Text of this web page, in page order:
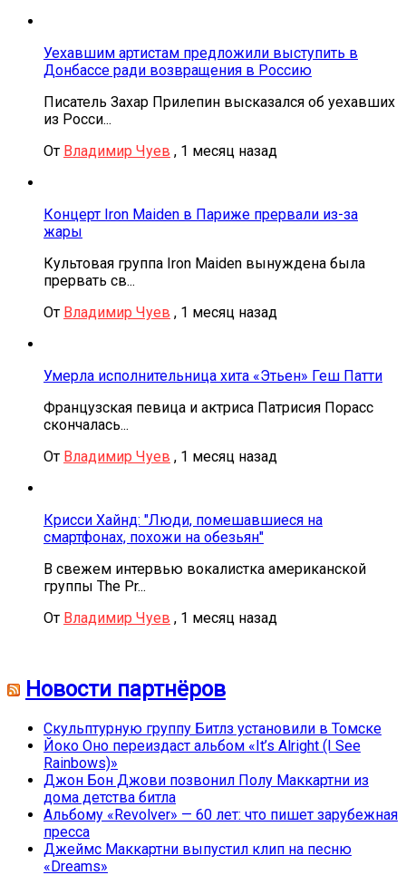
Уехавшим артистам предложили выступить в
Донбассе ради возвращения в Россию
Писатель Захар Прилепин высказался об уехавших
из Росси...
От Владимир Чуев , 1 месяц назад
Концерт Iron Maiden в Париже прервали из-за
жары
Культовая группа Iron Maiden вынуждена была
прервать св...
От Владимир Чуев , 1 месяц назад
Умерла исполнительница хита «Этьен» Геш Патти
Французская певица и актриса Патрисия Порасс
скончалась...
От Владимир Чуев , 1 месяц назад
Крисси Хайнд: "Люди, помешавшиеся на
смартфонах, похожи на обезьян"
В свежем интервью вокалистка американской
группы The Pr...
От Владимир Чуев , 1 месяц назад
Новости партнёров
Скульптурную группу Битлз установили в Томске
Йоко Оно переиздаст альбом «It’s Alright (I See
Rainbows)»
Джон Бон Джови позвонил Полу Маккартни из
дома детства битла
Альбому «Revolver» — 60 лет: что пишет зарубежная
пресса
Джеймс Маккартни выпустил клип на песню
«Dreams»